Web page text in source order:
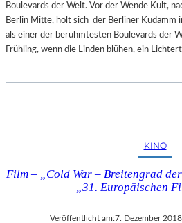
Boulevards der Welt. Vor der Wende Kult,
Berlin Mitte, holt sich der Berliner Kudamm
als einer der berühmtesten Boulevards der
Frühling, wenn die Linden blühen, ein
KINO
Film – „Cold War – Breitengrad
„31. Europäischen
Veröffentlicht am:7. Dezember 2018